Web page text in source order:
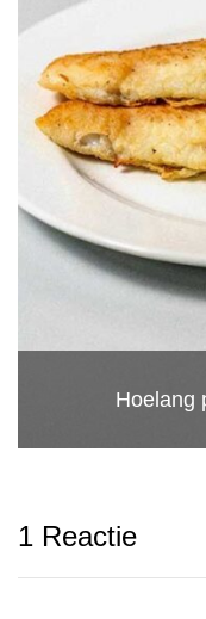
Hoelang
1 Reactie